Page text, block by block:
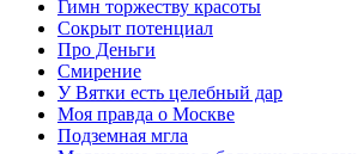
Гимн торжеству красоты
Сокрыт потенциал
Про Деньги
Смирение
У Вятки есть целебный дар
Моя правда о Москве
Подземная мгла